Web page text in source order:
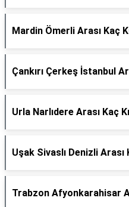
Mardin Ömerli Arası Kaç
Çankırı Çerkeş İstanbul
Urla Narlıdere Arası Kaç
Uşak Sivaslı Denizli Arası
Trabzon Afyonkarahisar